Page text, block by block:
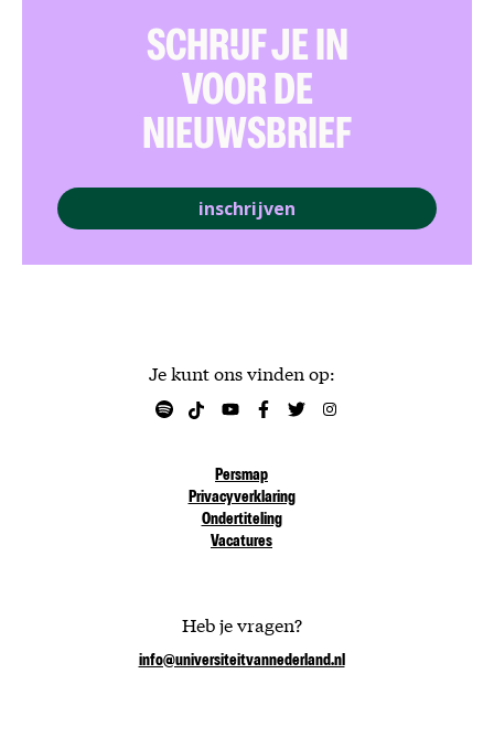
Je kunt ons vinden op:
Persmap
Privacyverklaring
Ondertiteling
Vacatures
Heb je vragen?
info@universiteitvannederland.nl
SCHRIJF JE IN
VOOR DE
NIEUWSBRIEF
inschrijven